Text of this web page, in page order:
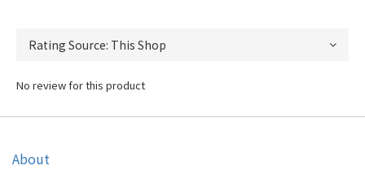
No review for this product
About